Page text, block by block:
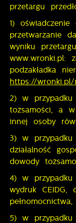
przetargu
1)
przetwarzanie
wyniku
www.wronki.pl:
podzakładka
https://wronki.pl/
2) w
tożsamości, a
innej osoby
3) w przypadku
działalność
dowody
4) w przypadku
wydruk CEIDG,
pełnomocnictwa,
5) w